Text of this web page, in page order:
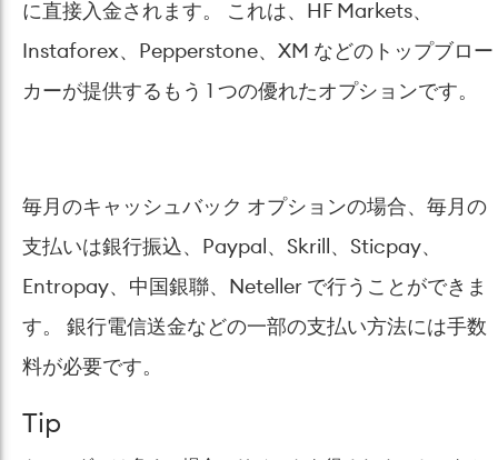
に直接入金されます。 これは、HF Markets、
Instaforex、Pepperstone、XM などのトップブロー
カーが提供するもう 1 つの優れたオプションです。
毎月のキャッシュバック オプションの場合、毎月の
支払いは銀行振込、Paypal、Skrill、Sticpay、
Entropay、中国銀聯、Neteller で行うことができま
す。 銀行電信送金などの一部の支払い方法には手数
料が必要です。
Tip